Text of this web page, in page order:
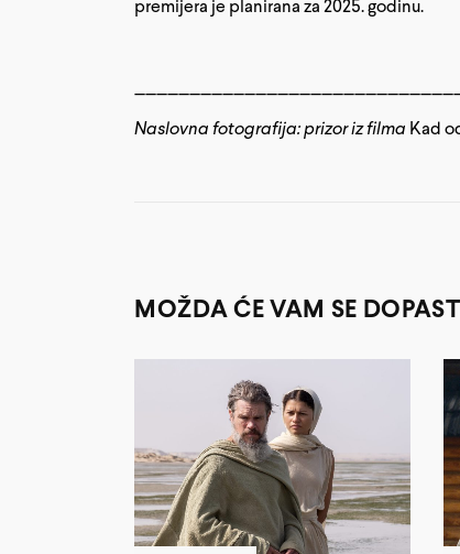
premijera je planirana za 2025. godinu.
Naslovna fotografija: prizor iz filma Kad
MOŽDA ĆE VAM SE